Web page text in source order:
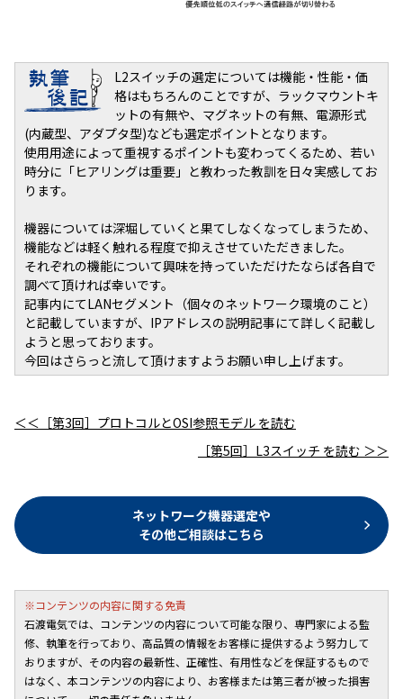
L2スイッチの選定については機能・性能・価
格はもちろんのことですが、ラックマウントキ
ットの有無や、マグネットの有無、電源形式
(内蔵型、アダプタ型)なども選定ポイントとなります。
使用用途によって重視するポイントも変わってくるため、若い
時分に「ヒアリングは重要」と教わった教訓を日々実感してお
ります。
機器については深堀していくと果てしなくなってしまうため、
機能などは軽く触れる程度で抑えさせていただきました。
それぞれの機能について興味を持っていただけたならば各自で
調べて頂ければ幸いです。
記事内にてLANセグメント（個々のネットワーク環境のこと）
と記載していますが、IPアドレスの説明記事にて詳しく記載し
ようと思っております。
今回はさらっと流して頂けますようお願い申し上げます。
＜＜［第3回］プロトコルとOSI参照モデル を読む
［第5回］L3スイッチ を読む ＞＞
ネットワーク機器選定や
その他ご相談はこちら
※コンテンツの内容に関する免責
石渡電気では、コンテンツの内容について可能な限り、専門家による監
修、執筆を行っており、高品質の情報をお客様に提供するよう努力して
おりますが、その内容の最新性、正確性、有用性などを保証するもので
はなく、本コンテンツの内容により、お客様または第三者が被った損害